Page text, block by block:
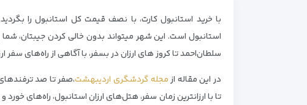
با خرید استانبول کارت، با نصف قیمت کل استانبول را
استانبول است. این شهر میتواند بدون خالی کردن
سلطان‌احمد تا کروز های ارزان در بسفر، با آگاهی از راه‌های سفر
در این مقاله ازمجله گردشگری اردیبهشت،صفر تا صد ترفندهای
تا با ارزانترین زمان سفر، هتل‌های ارزان استانبول، راه‌های